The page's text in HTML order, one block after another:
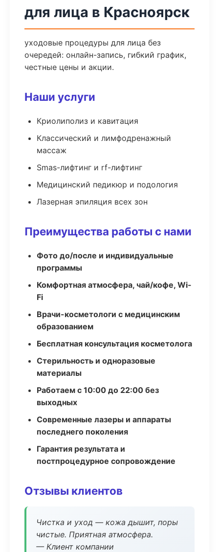
для лица в Красноярск
уходовые процедуры для лица без
очередей: онлайн-запись, гибкий график,
честные цены и акции.
Наши услуги
Криолиполиз и кавитация
Классический и лимфодренажный
массаж
Smas-лифтинг и rf-лифтинг
Медицинский педикюр и подология
Лазерная эпиляция всех зон
Преимущества работы с нами
Фото до/после и индивидуальные
программы
Комфортная атмосфера, чай/кофе, Wi-
Fi
Врачи-косметологи с медицинским
образованием
Бесплатная консультация косметолога
Стерильность и одноразовые
материалы
Работаем с 10:00 до 22:00 без
выходных
Современные лазеры и аппараты
последнего поколения
Гарантия результата и
постпроцедурное сопровождение
Отзывы клиентов
Чистка и уход — кожа дышит, поры
чистые. Приятная атмосфера.
— Клиент компании